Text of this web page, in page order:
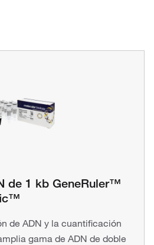
de 1 kb GeneRuler™
de ADN y la cuantificación
gama de ADN de doble